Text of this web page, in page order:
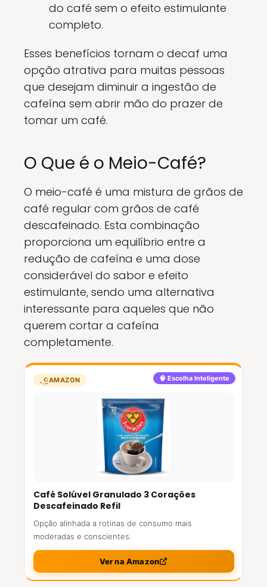
do café sem o efeito estimulante
completo.
Esses benefícios tornam o decaf uma
opção atrativa para muitas pessoas
que desejam diminuir a ingestão de
cafeína sem abrir mão do prazer de
tomar um café.
O Que é o Meio-Café?
O meio-café é uma mistura de grãos de
café regular com grãos de café
descafeinado. Esta combinação
proporciona um equilíbrio entre a
redução de cafeína e uma dose
considerável do sabor e efeito
estimulante, sendo uma alternativa
interessante para aqueles que não
querem cortar a cafeína
completamente.
🧠 Escolha Inteligente
AMAZON
Café Solúvel Granulado 3 Corações
Descafeinado Refil
Opção alinhada a rotinas de consumo mais
moderadas e conscientes.
Ver na Amazon